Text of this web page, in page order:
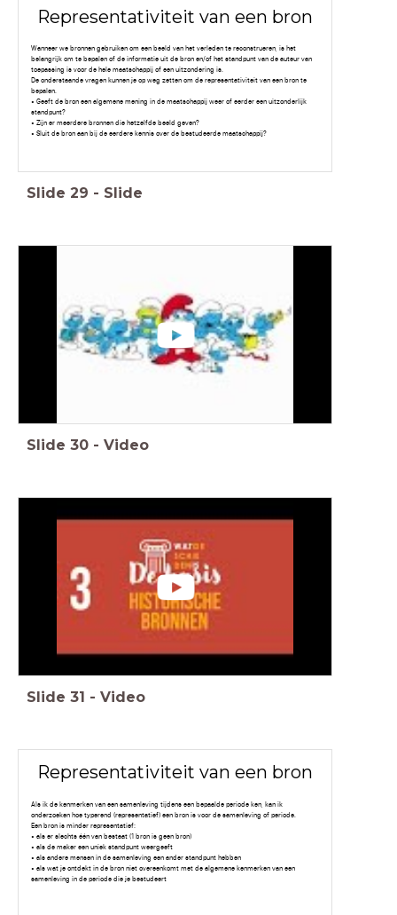
Representativiteit van een bron
Wanneer we bronnen gebruiken om een beeld van het verleden te reconstrueren, is het
belangrijk om te bepalen of de informatie uit de bron en/of het standpunt van de auteur van
toepassing is voor de hele maatschappij of een uitzondering is.
De onderstaande vragen kunnen je op weg zetten om de representativiteit van een bron te
bepalen.
• Geeft de bron een algemene mening in de maatschappij weer of eerder een uitzonderlijk
standpunt?
• Zijn er meerdere bronnen die hetzelfde beeld geven?
• Sluit de bron aan bij de eerdere kennis over de bestudeerde maatschappij?
Slide 29 - Slide
Slide 30 - Video
Slide 31 - Video
Representativiteit van een bron
Als ik de kenmerken van een samenleving tijdens een bepaalde periode ken, kan ik
onderzoeken hoe typerend (representatief) een bron is voor de samenleving of periode.
Een bron is minder representatief:
• als er slechts één van bestaat (1 bron is geen bron)
• als de maker een uniek standpunt weergeeft
• als andere mensen in de samenleving een ander standpunt hebben
• als wat je ontdekt in de bron niet overeenkomt met de algemene kenmerken van een
samenleving in de periode die je bestudeert